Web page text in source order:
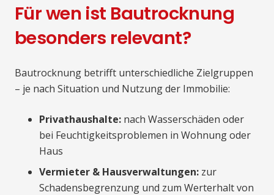
Für wen ist Bautrocknung
besonders relevant?
Bautrocknung betrifft unterschiedliche Zielgruppen
– je nach Situation und Nutzung der Immobilie:
Privathaushalte: nach Wasserschäden oder
bei Feuchtigkeitsproblemen in Wohnung oder
Haus
Vermieter & Hausverwaltungen: zur
Schadensbegrenzung und zum Werterhalt von